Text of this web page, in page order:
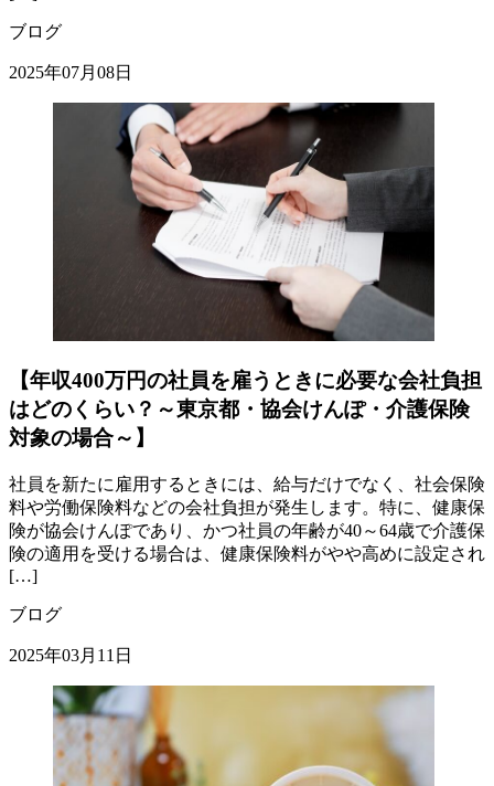
ブログ
2025年07月08日
【年収400万円の社員を雇うときに必要な会社負担
はどのくらい？～東京都・協会けんぽ・介護保険
対象の場合～】
社員を新たに雇用するときには、給与だけでなく、社会保険
料や労働保険料などの会社負担が発生します。特に、健康保
険が協会けんぽであり、かつ社員の年齢が40～64歳で介護保
険の適用を受ける場合は、健康保険料がやや高めに設定され
[…]
ブログ
2025年03月11日